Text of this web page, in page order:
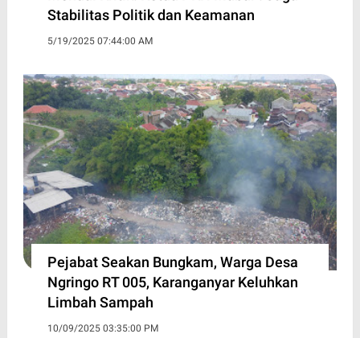
Stabilitas Politik dan Keamanan
5/19/2025 07:44:00 AM
Pejabat Seakan Bungkam, Warga Desa
Ngringo RT 005, Karanganyar Keluhkan
Limbah Sampah
10/09/2025 03:35:00 PM